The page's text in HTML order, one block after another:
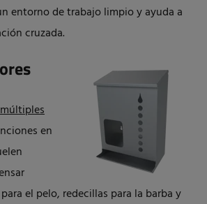
entorno de trabajo limpio y ayuda a
cruzada.
en
el pelo, redecillas para la barba y